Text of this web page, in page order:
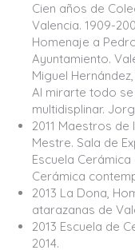
Cien años de
Valencia. 1909-
Homenaje a
Ayuntamiento.
Miguel
Al mirarte todo
multidisplinar.
2011 Maestros de
Mestre. Sala de
Escuela
Cerámica
2013 La Dona,
atarazanas de
2013 Escuela de
2014.